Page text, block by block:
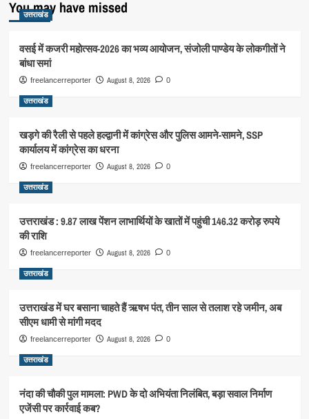
You may have missed
उत्तराखंड
वसई में कजरी महोत्सव-2026 का भव्य आयोजन, संजोली पाण्डेय के लोकगीतों ने
बांधा समां
freelancerreporter August 8, 2026 0
उत्तराखंड
खड़गे की रैली से पहले हल्द्वानी में कांग्रेस और पुलिस आमने-सामने, SSP
कार्यालय में कांग्रेस का धरना
freelancerreporter August 8, 2026 0
उत्तराखंड
उत्तराखंड : 9.87 लाख पेंशन लाभार्थियों के खातों में पहुंची 146.32 करोड़ रुपये
की राशि
freelancerreporter August 8, 2026 0
उत्तराखंड
उत्तराखंड में घर बसाना चाहते हैं ऋषभ पंत, तीन साल से तलाश रहे जमीन, अब
सीएम धामी से मांगी मदद
freelancerreporter August 8, 2026 0
उत्तराखंड
नंदा की चौकी पुल मामला: PWD के दो अभियंता निलंबित, बड़ा सवाल निर्माण
एजेंसी पर कार्रवाई कब?